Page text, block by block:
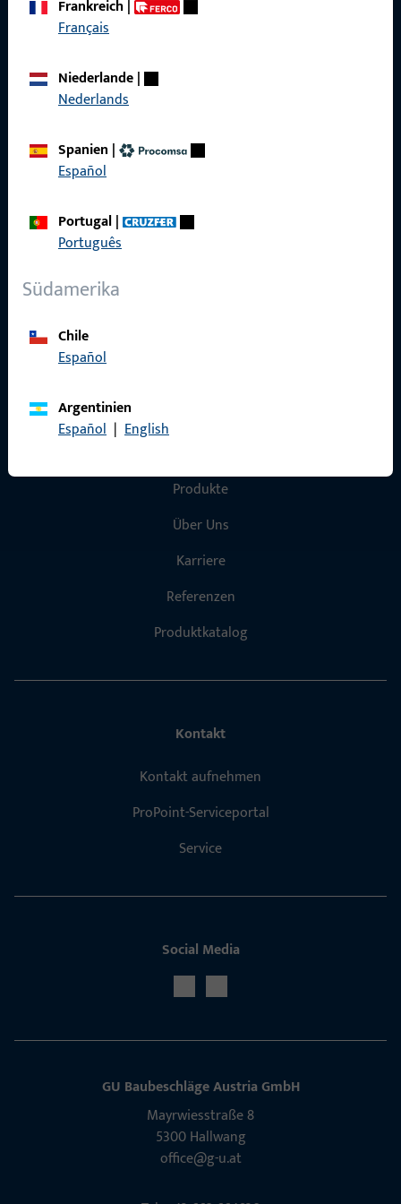
zuverlässig.
Kontaktieren Sie uns
Frankreich|
Français
Niederlande|
Nederlands
Spanien |
Español
Portugal|
Português
Südamerika
Chile
Español
Argentinien
Español | English
Allgemeines
Produkte
Über Uns
Karriere
Referenzen
Produktkatalog
Kontakt
Kontakt aufnehmen
ProPoint-Serviceportal
Service
Social Media
GU Baubeschläge Aus­tria GmbH
Mayrwies­straße 8
5300 Hall­wang
office@g-u.at